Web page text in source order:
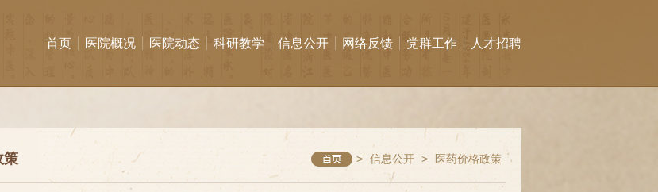
首页 医院概况 医院动态 科研教学 信息公开 网络反馈 党群工作 人才招聘
策 > 信息公开 > 医药价格政策